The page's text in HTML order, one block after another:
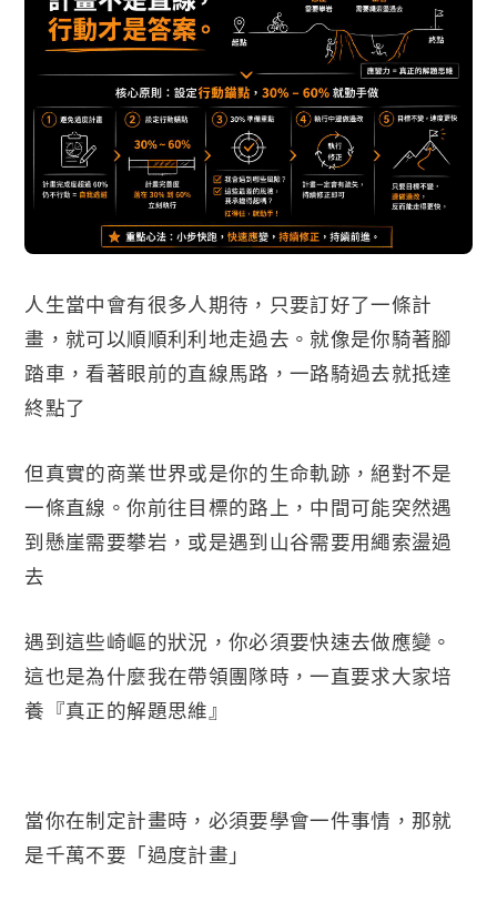
人生當中會有很多人期待，只要訂好了一條計
畫，就可以順順利利地走過去。就像是你騎著腳
踏車，看著眼前的直線馬路，一路騎過去就抵達
終點了
但真實的商業世界或是你的生命軌跡，絕對不是
一條直線。你前往目標的路上，中間可能突然遇
到懸崖需要攀岩，或是遇到山谷需要用繩索盪過
去
遇到這些崎嶇的狀況，你必須要快速去做應變。
這也是為什麼我在帶領團隊時，一直要求大家培
養『真正的解題思維』
當你在制定計畫時，必須要學會一件事情，那就
是千萬不要「過度計畫」